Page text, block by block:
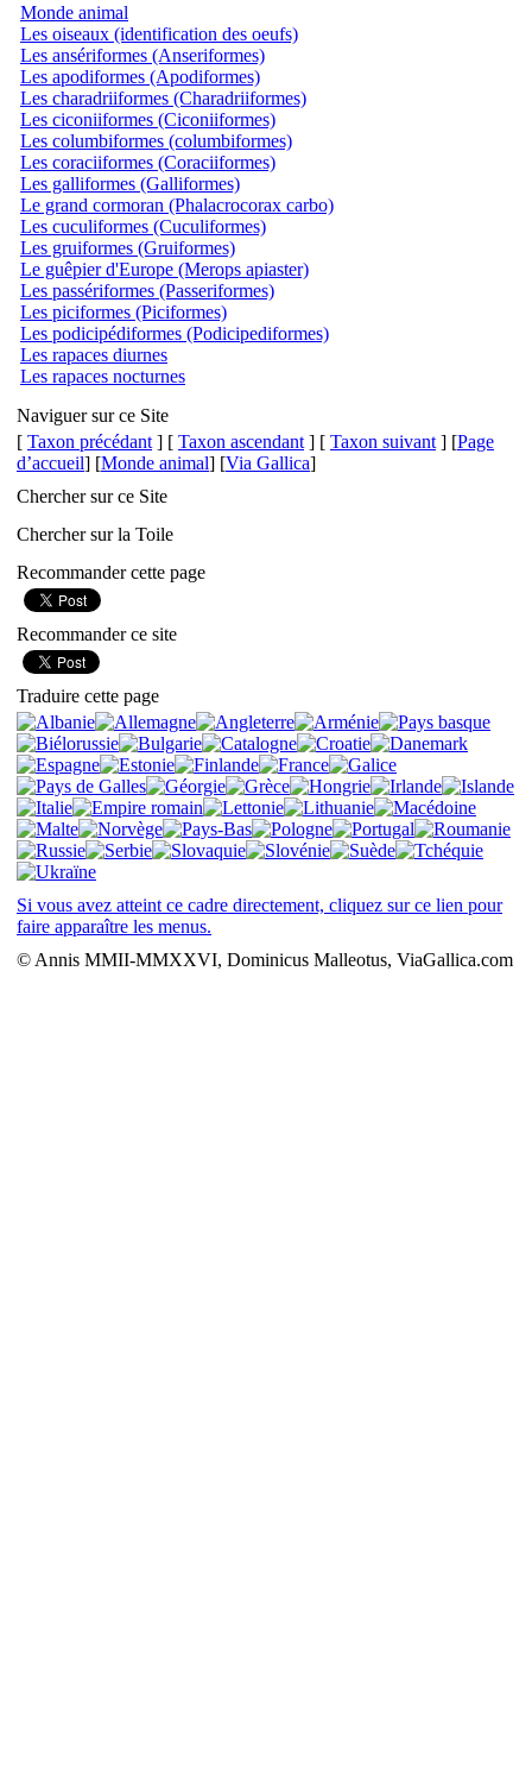
Monde animal
Les oiseaux (identification des oeufs)
Les ansériformes (Anseriformes)
Les apodiformes (Apodiformes)
Les charadriiformes (Charadriiformes)
Les ciconiiformes (Ciconiiformes)
Les columbiformes (columbiformes)
Les coraciiformes (Coraciiformes)
Les galliformes (Galliformes)
Le grand cormoran (Phalacrocorax carbo)
Les cuculiformes (Cuculiformes)
Les gruiformes (Gruiformes)
Le guêpier d'Europe (Merops apiaster)
Les passériformes (Passeriformes)
Les piciformes (Piciformes)
Les podicipédiformes (Podicipediformes)
Les rapaces diurnes
Les rapaces nocturnes
Naviguer sur ce Site
[ Taxon précédant ] [ Taxon ascendant ] [ Taxon suivant ] [Page
d’accueil] [Monde animal] [Via Gallica]
Chercher sur ce Site
Chercher sur la Toile
Recommander cette page
Recommander ce site
Traduire cette page
Si vous avez atteint ce cadre directement, cliquez sur ce lien pour
faire apparaître les menus.
© Annis MMII-MMXXVI, Dominicus Malleotus, ViaGallica.com